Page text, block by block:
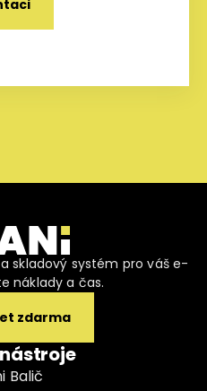
skladový systém pro váš e-
náklady a čas.
zdarma
Balič